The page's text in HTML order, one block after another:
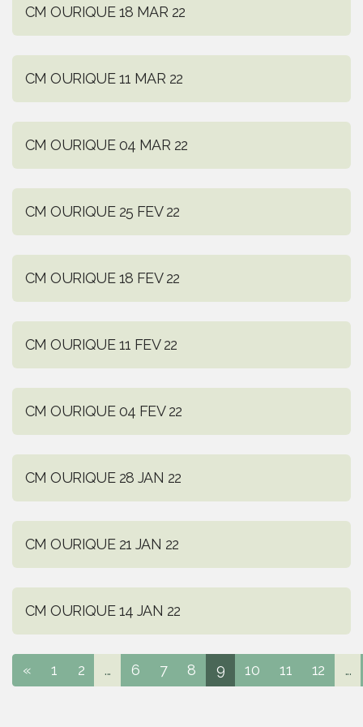
CM OURIQUE 18 MAR 22
CM OURIQUE 11 MAR 22
CM OURIQUE 04 MAR 22
CM OURIQUE 25 FEV 22
CM OURIQUE 18 FEV 22
CM OURIQUE 11 FEV 22
CM OURIQUE 04 FEV 22
CM OURIQUE 28 JAN 22
CM OURIQUE 21 JAN 22
CM OURIQUE 14 JAN 22
« 1 2 ... 6 7 8 9 10 11 12 ...